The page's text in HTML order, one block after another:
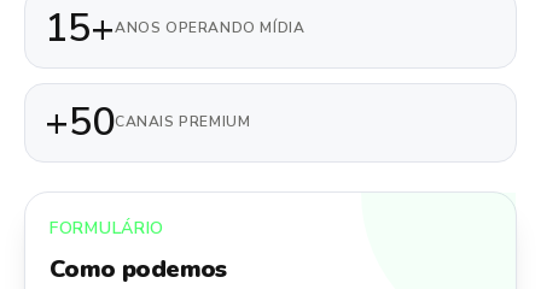
15+ANOS OPERANDO MÍDIA
+50CANAIS PREMIUM
FORMULÁRIO
Como podemos